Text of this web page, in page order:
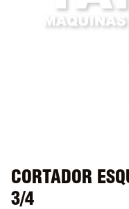
CORTADOR
3/4